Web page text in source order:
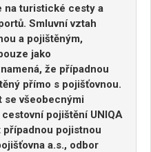
na turistické cesty a
Smluvní vztah
a pojištěným,
jako
že případnou
přímo s pojišťovnou.
se všeobecnými
pojištění UNIQA
případnou pojistnou
a.s., odbor